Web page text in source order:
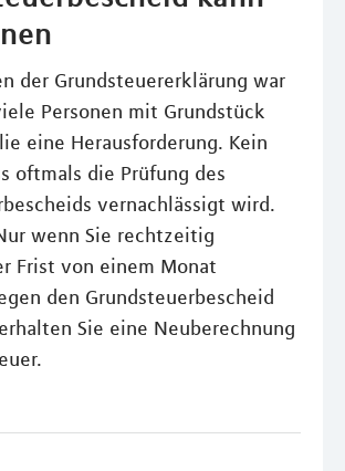
der Grundsteuererklärung war
Personen mit Grundstück
eine Herausforderung. Kein
oftmals die Prüfung des
vernachlässigt wird.
wenn Sie rechtzeitig
Frist von einem Monat
den Grundsteuerbescheid
Sie eine Neuberechnung